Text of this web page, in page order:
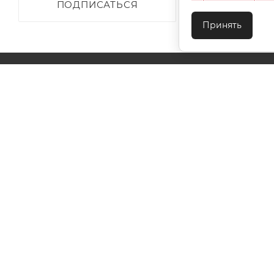
ПОДПИСАТЬСЯ
Принять